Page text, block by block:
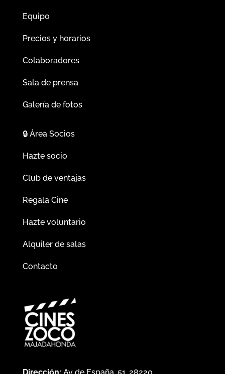
Equipo
Precios y horarios
Colaboradores
Sala de prensa
Galería de fotos
🔒Área Socios
Hazte socio
Club de ventajas
Regala Cine
Hazte voluntario
Alquiler de salas
Contacto